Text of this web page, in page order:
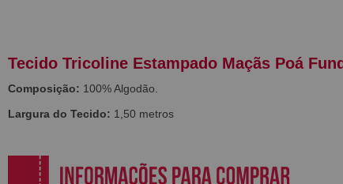
Tecido Tricoline Estampado Maçãs Poá
Composição: 100% Algodão.
Largura do Tecido: 1,50 metros